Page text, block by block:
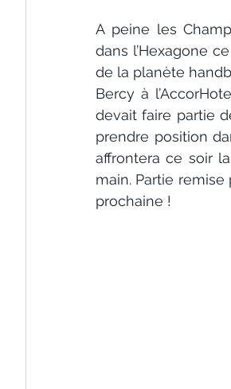
A peine les
dans l’Hexagone
de la planète
Bercy à
devait faire partie
prendre position
affrontera ce soir
main. Partie
prochaine !